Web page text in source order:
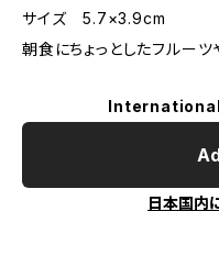
サイズ 5.7×3.9cm
朝食にちょっとしたフルーツ
日本国内